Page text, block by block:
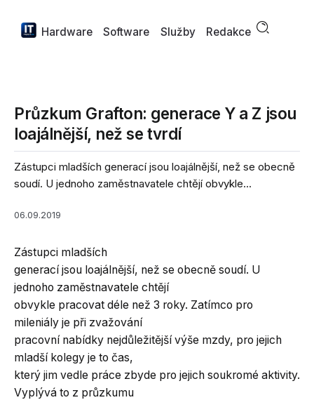
Hardware Software Služby Redakce
Průzkum Grafton: generace Y a Z jsou
loajálnější, než se tvrdí
Zástupci mladších generací jsou loajálnější, než se obecně
soudí. U jednoho zaměstnavatele chtějí obvykle...
06.09.2019
Zástupci mladších
generací jsou loajálnější, než se obecně soudí. U
jednoho zaměstnavatele chtějí
obvykle pracovat déle než 3 roky. Zatímco pro
mileniály je při zvažování
pracovní nabídky nejdůležitější výše mzdy, pro jejich
mladší kolegy je to čas,
který jim vedle práce zbyde pro jejich soukromé aktivity.
Vyplývá to z průzkumu